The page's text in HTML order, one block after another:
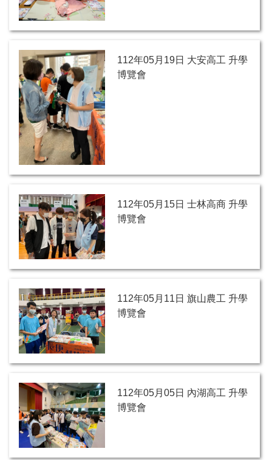
112年05月19日 大安高工 升學
博覽會
112年05月15日 士林高商 升學
博覽會
112年05月11日 旗山農工 升學
博覽會
112年05月05日 內湖高工 升學
博覽會